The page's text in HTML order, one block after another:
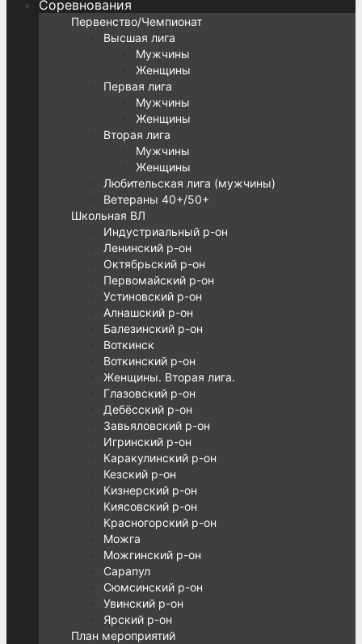
Соревнования
Первенство/Чемпионат
Высшая лига
Мужчины
Женщины
Первая лига
Мужчины
Женщины
Вторая лига
Мужчины
Женщины
Любительская лига (мужчины)
Ветераны 40+/50+
Школьная ВЛ
Индустриальный р-он
Ленинский р-он
Октябрьский р-он
Первомайский р-он
Устиновский р-он
Алнашский р-он
Балезинский р-он
Воткинск
Воткинский р-он
Женщины. Вторая лига.
Глазовский р-он
Дебёсский р-он
Завьяловский р-он
Игринский р-он
Каракулинский р-он
Кезский р-он
Кизнерский р-он
Киясовский р-он
Красногорский р-он
Можга
Можгинский р-он
Сарапул
Сюмсинский р-он
Увинский р-он
Ярский р-он
План мероприятий